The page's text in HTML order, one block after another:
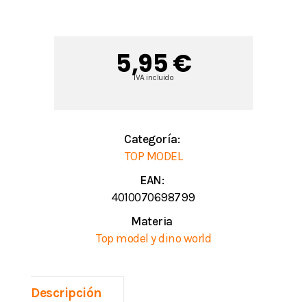
5,95 €
IVA incluido
Categoría:
TOP MODEL
EAN:
4010070698799
Materia
Top model y dino world
Descripción